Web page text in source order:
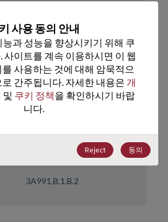
Yes
Tube
470
Memory & Storage
Non-Volatile
FRAM
3A991.B.1.B.2
사용 동의 안내
과 성능을 향상시키기 위해 쿠
사이트를 계속 이용하시면 이 웹
사용하는 것에 대해 암묵적으
간주됩니다. 자세한 내용은 개
및 쿠키 정책을 확인하시기 바랍
니다.
Reject 동의